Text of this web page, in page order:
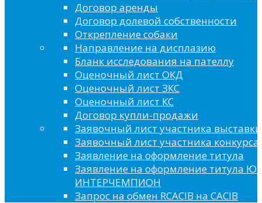
Договор аренды
Договор долевой собственности
Открепление собаки
Направление на дисплазию
Бланк исследования на пателлу
Оценочный лист ОКД
Оценочный лист ЗКС
Оценочный лист КС
Договор купли-продажи
Заявочный лист участника выставки
Заявочный лист участника конкурса
Заявление на оформление титула
Заявление на оформление титула
ИНТЕРЧЕМПИОН
Запрос на обмен RCACIB на CACIB